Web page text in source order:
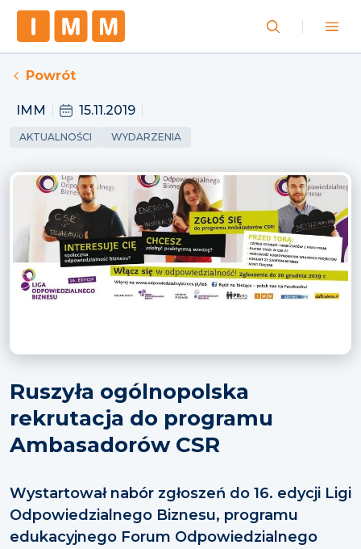
Powrót
IMM 15.11.2019
AKTUALNOŚCI WYDARZENIA
Ruszyła ogólnopolska
rekrutacja do programu
Ambasadorów CSR
Wystartował nabór zgłoszeń do 16. edycji Ligi
Odpowiedzialnego Biznesu, programu
edukacyjnego Forum Odpowiedzialnego